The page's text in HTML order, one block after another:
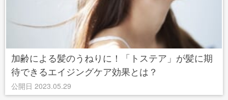
加齢による髪のうねりに！「トステア」が髪に期
待できるエイジングケア効果とは？
公開日 2023.05.29